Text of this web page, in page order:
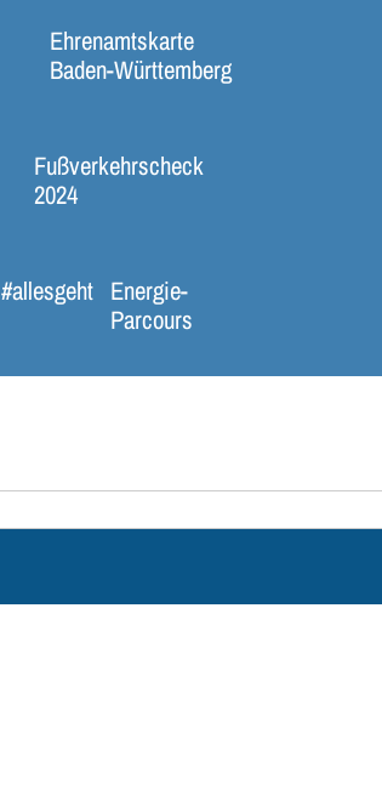
Ehrenamtskarte
Baden-Württemberg
Fußverkehrscheck
2024
#allesgeht Energie-
Parcours